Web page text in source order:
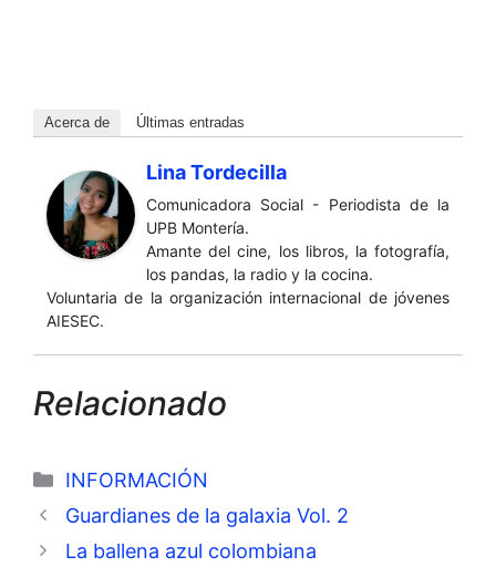
Acerca de Últimas entradas
Lina Tordecilla
Comunicadora Social - Periodista de la
UPB Montería.
Amante del cine, los libros, la fotografía,
los pandas, la radio y la cocina.
Voluntaria de la organización internacional de jóvenes
AIESEC.
Relacionado
Categorías
INFORMACIÓN
Guardianes de la galaxia Vol. 2
La ballena azul colombiana